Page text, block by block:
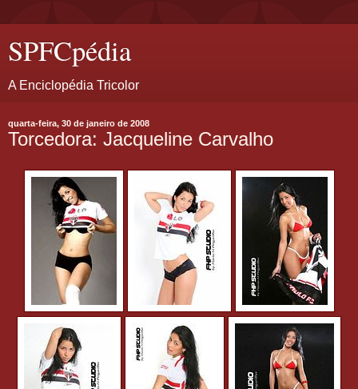
SPFCpédia
A Enciclopédia Tricolor
quarta-feira, 30 de janeiro de 2008
Torcedora: Jacqueline Carvalho